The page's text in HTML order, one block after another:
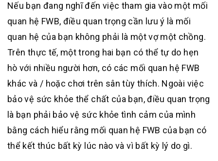
Nếu bạn đang nghĩ đến việc tham gia vào một mối
quan hệ FWB, điều quan trọng cần lưu ý là mối
quan hệ của bạn không phải là một vợ một chồng.
Trên thực tế, một trong hai bạn có thể tự do hẹn
hò với nhiều người hơn, có các mối quan hệ FWB
khác và / hoặc chơi trên sân tùy thích. Ngoài việc
bảo vệ sức khỏe thể chất của bạn, điều quan trọng
là bạn phải bảo vệ sức khỏe tình cảm của mình
bằng cách hiểu rằng mối quan hệ FWB của bạn có
thể kết thúc bất kỳ lúc nào và vì bất kỳ lý do gì.